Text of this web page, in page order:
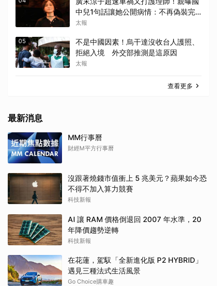
中兒1句話讓她公開病情：不再偽裝完
美
太報
05
不是中國因素！烏干達沒收台人護照、
拒絕入境 外交部推測是這原因
太報
查看更多
最新消息
MM行事曆
財經M平方行事曆
沒跟著燒錢市值衝上 5 兆美元？蘋果如今恐
不得不加入算力競賽
科技新報
AI 讓 RAM 價格倒退回 2007 年水準，20
年降價趨勢逆轉
科技新報
在花蓮，駕馭「全新進化版 P2 HYBRID」
遇見三種法式生活風景
Go Choice購車趣